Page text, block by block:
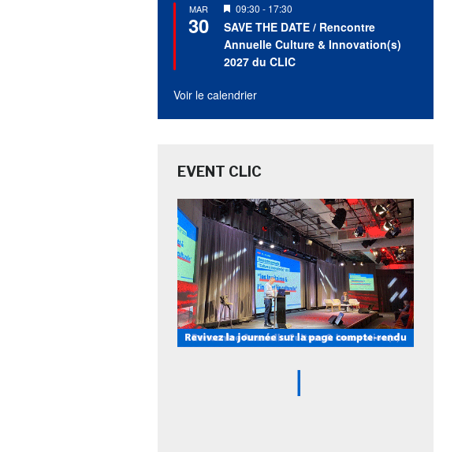
MAR
30
Mis
en
avant
09:30 - 17:30
SAVE THE DATE / Rencontre
Annuelle Culture & Innovation(s)
2027 du CLIC
Voir le calendrier
EVENT CLIC